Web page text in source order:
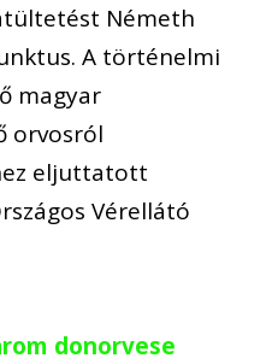
Németh
A történelmi
magyar
orvosról
eljuttatott
Vérellátó
donorvese